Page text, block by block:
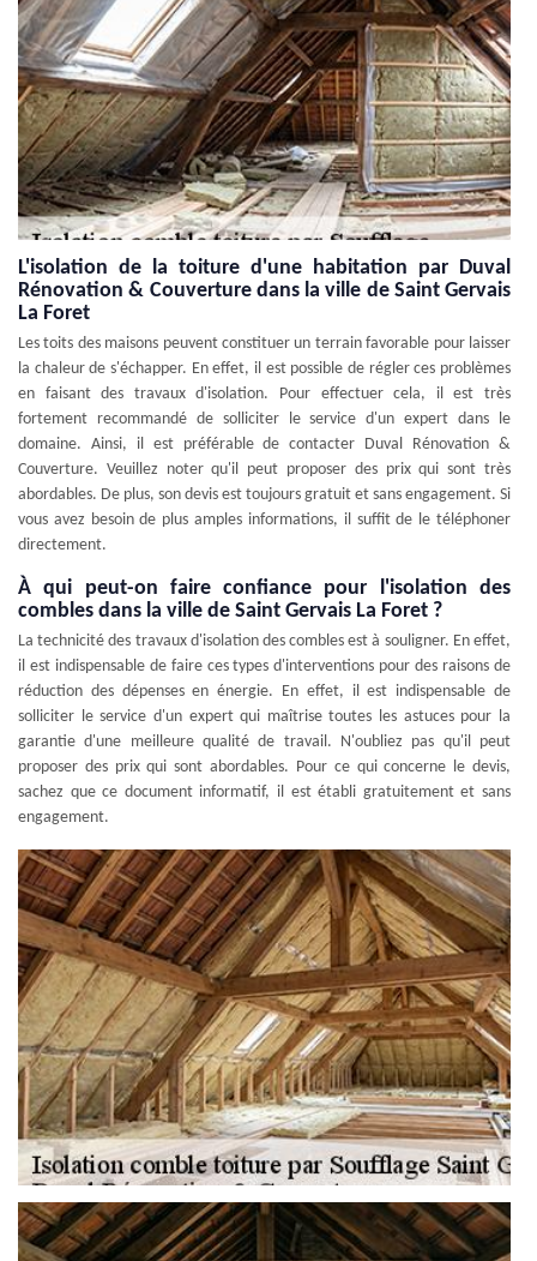
L'isolation de la toiture d'une habitation par Duval
Rénovation & Couverture dans la ville de Saint Gervais
La Foret
Les toits des maisons peuvent constituer un terrain favorable pour laisser
la chaleur de s'échapper. En effet, il est possible de régler ces problèmes
en faisant des travaux d'isolation. Pour effectuer cela, il est très
fortement recommandé de solliciter le service d'un expert dans le
domaine. Ainsi, il est préférable de contacter Duval Rénovation &
Couverture. Veuillez noter qu'il peut proposer des prix qui sont très
abordables. De plus, son devis est toujours gratuit et sans engagement. Si
vous avez besoin de plus amples informations, il suffit de le téléphoner
directement.
À qui peut-on faire confiance pour l'isolation des
combles dans la ville de Saint Gervais La Foret ?
La technicité des travaux d'isolation des combles est à souligner. En effet,
il est indispensable de faire ces types d'interventions pour des raisons de
réduction des dépenses en énergie. En effet, il est indispensable de
solliciter le service d'un expert qui maîtrise toutes les astuces pour la
garantie d'une meilleure qualité de travail. N'oubliez pas qu'il peut
proposer des prix qui sont abordables. Pour ce qui concerne le devis,
sachez que ce document informatif, il est établi gratuitement et sans
engagement.